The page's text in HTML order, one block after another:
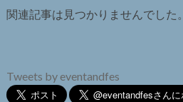
関連記事は見つかりませんでした。
Tweets by eventandfes